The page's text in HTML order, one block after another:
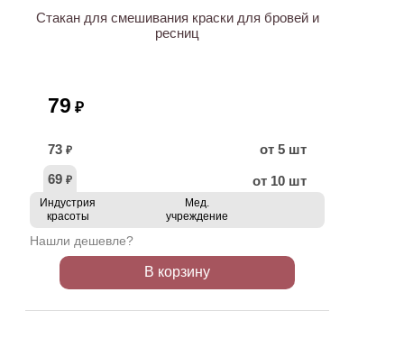
Стакан для смешивания краски для бровей и
ресниц
79 ₽
73 ₽
от 5 шт
69 ₽ от 10 шт
Индустрия
красоты
Мед.
учреждение
Нашли дешевле?
В корзину